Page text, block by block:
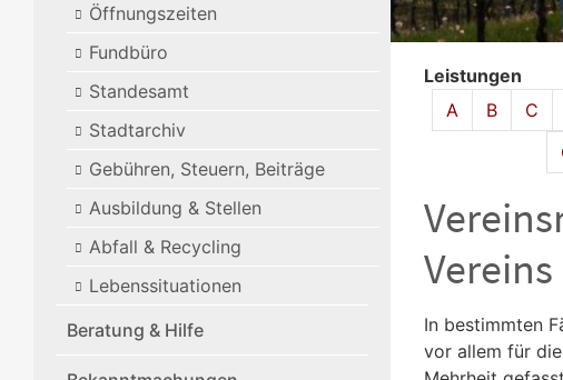
Öffnungszeiten
Fundbüro
Standesamt
Stadtarchiv
Gebühren, Steuern, Beiträge
Ausbildung & Stellen
Abfall & Recycling
Lebenssituationen
Beratung & Hilfe
Leistungen
Alphabetisches
A B C
In bestimmten
vor allem für